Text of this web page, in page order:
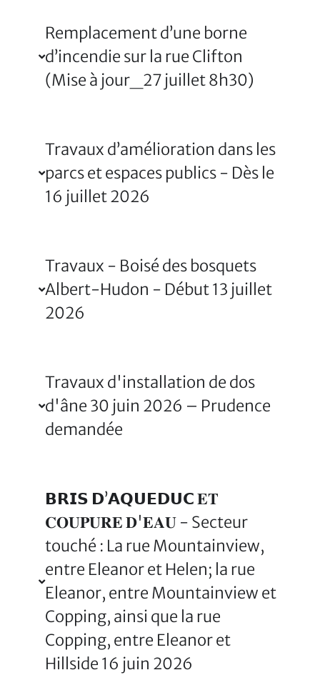
Remplacement d’une borne
d’incendie sur la rue Clifton
(Mise à jour_27 juillet 8h30)
Travaux d’amélioration dans les
parcs et espaces publics - Dès le
16 juillet 2026
Travaux - Boisé des bosquets
Albert-Hudon - Début 13 juillet
2026
Travaux d'installation de dos
d'âne 30 juin 2026 – Prudence
demandée
𝗕𝗥𝗜𝗦 𝗗’𝗔𝗤𝗨𝗘𝗗𝗨𝗖 𝐄𝐓
𝐂𝐎𝐔𝐏𝐔𝐑𝐄 𝐃'𝐄𝐀𝐔 - Secteur
touché : La rue Mountainview,
entre Eleanor et Helen; la rue
Eleanor, entre Mountainview et
Copping, ainsi que la rue
Copping, entre Eleanor et
Hillside 16 juin 2026